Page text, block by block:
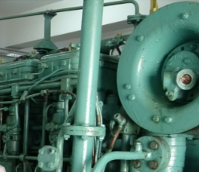
GÜNDEM
Başkan Vekili
Gündoğdu
Mahallesi’nde
Vatandaşlarla